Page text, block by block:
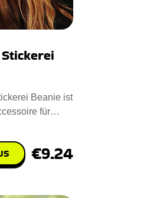
Beanie ist
für
€9.24